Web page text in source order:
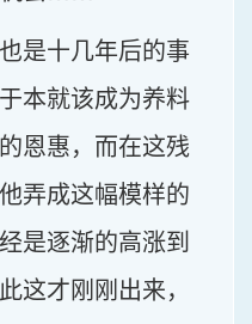
是十几年后的事
本就该成为养料
恩惠，而在这残
弄成这幅模样的
是逐渐的高涨到
这才刚刚出来，